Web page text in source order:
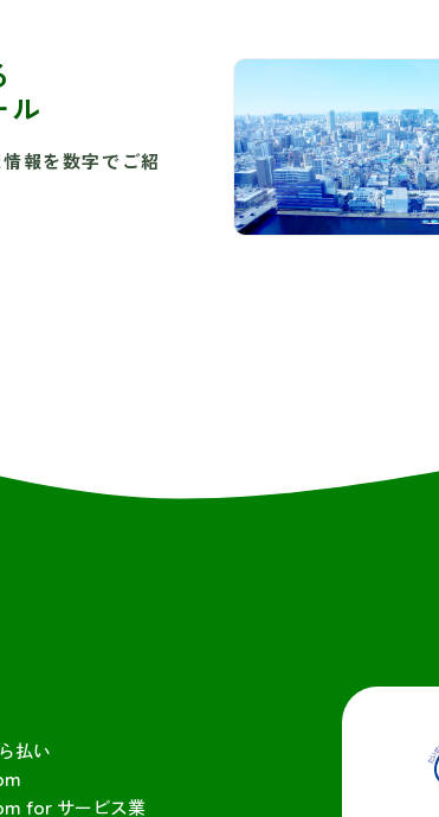
ル
報を数字でご紹
払い
for サービス業